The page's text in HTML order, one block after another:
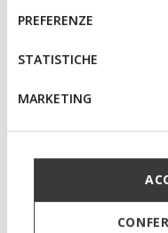
informazioni o per
tue impostazioni, visita
consenso
PREFERENZE
STATISTICHE
MARKETING
Materials
You may